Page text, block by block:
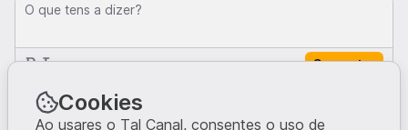
Fundação Annie E. Casey constatou que 70% dos alunos
conseguem ler a um nível proficiente.
palpite", escreve Jagt. "Há um colapso geracional
mensurável na leitura e escrita consistentes, e a academia
O que tens a dizer?
Comentar
Comentários · 0
Cookies
Ao usares o Tal Canal, consentes o uso de